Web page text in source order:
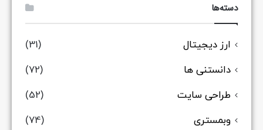
دسته‌ها
ارز دیجیتال
دانستنی ها
طراحی سایت
وبمستری